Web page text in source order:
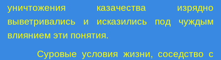
уничтожения казачества изрядно
выветривались и исказились под чуждым
влиянием эти понятия.
Суровые условия жизни, соседство с